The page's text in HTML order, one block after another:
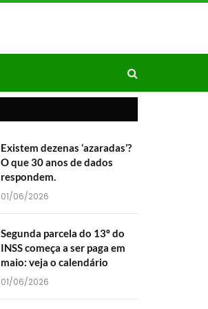
Existem dezenas ‘azaradas’?
O que 30 anos de dados
respondem.
01/06/2026
Segunda parcela do 13º do
INSS começa a ser paga em
maio: veja o calendário
01/06/2026